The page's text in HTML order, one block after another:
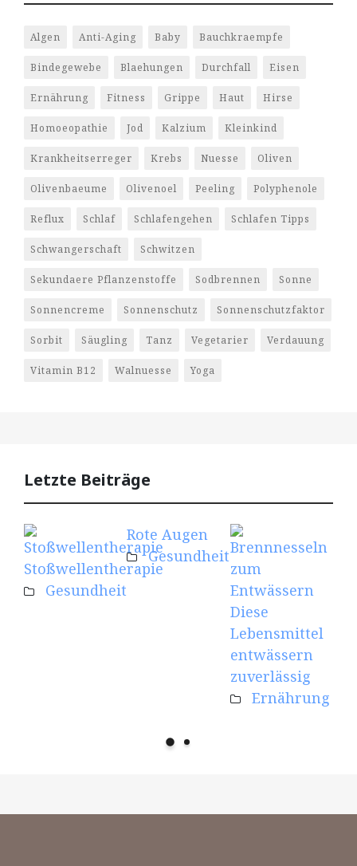
Algen Anti-Aging Baby Bauchkraempfe
Bindegewebe Blaehungen Durchfall Eisen
Ernährung Fitness Grippe Haut Hirse
Homoeopathie Jod Kalzium Kleinkind
Krankheitserreger Krebs Nuesse Oliven
Olivenbaeume Olivenoel Peeling Polyphenole
Reflux Schlaf Schlafengehen Schlafen Tipps
Schwangerschaft Schwitzen
Sekundaere Pflanzenstoffe Sodbrennen Sonne
Sonnencreme Sonnenschutz Sonnenschutzfaktor
Sorbit Säugling Tanz Vegetarier Verdauung
Vitamin B12 Walnuesse Yoga
Letzte Beiträge
Stoßwellentherapie
Gesundheit
Rote Augen
Gesundheit
Diese
Lebensmittel
entwässern
zuverlässig
Ernährung